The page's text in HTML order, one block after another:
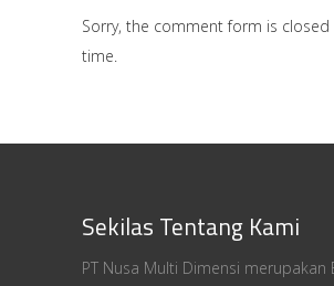
Sorry, the comment form is closed
time.
Sekilas Tentang Kami
PT Nusa Multi Dimensi merupakan